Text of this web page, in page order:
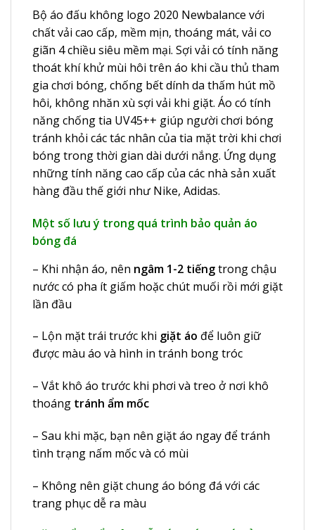
Bộ áo đấu không logo 2020 Newbalance với
chất vải cao cấp, mềm mịn, thoáng mát, vải co
giãn 4 chiều siêu mềm mại. Sợi vải có tính năng
thoát khí khử mùi hôi trên áo khi cầu thủ tham
gia chơi bóng, chống bết dính da thấm hút mồ
hôi, không nhăn xù sợi vải khi giặt. Áo có tính
năng chống tia UV45++ giúp người chơi bóng
tránh khỏi các tác nhân của tia mặt trời khi chơi
bóng trong thời gian dài dưới nắng. Ứng dụng
những tính năng cao cấp của các nhà sản xuất
hàng đầu thế giới như Nike, Adidas.
Một số lưu ý trong quá trình bảo quản áo
bóng đá
– Khi nhận áo, nên ngâm 1-2 tiếngtrong chậu
nước có pha ít giấm hoặc chút muối rồi mới giặt
lần đầu
– Lộn mặt trái trước khi giặt áo để luôn giữ
được màu áo và hình in tránh bong tróc
– Vắt khô áo trước khi phơi và treo ở nơi khô
thoáng tránh ẩm mốc
– Sau khi mặc, bạn nên giặt áo ngay để tránh
tình trạng nấm mốc và có mùi
– Không nên giặt chung áo bóng đá với các
trang phục dễ ra màu